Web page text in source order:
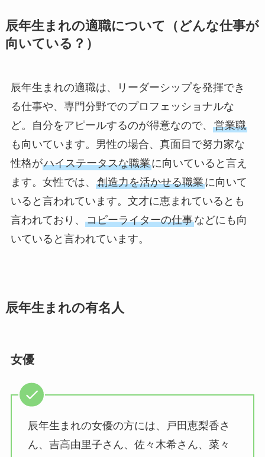
辰年生まれの適職について（どんな仕事が
向いている？）
辰年生まれの適職は、リーダーシップを発揮でき
る仕事や、専門分野でのプロフェッショナルな
ど。自分をアピールするのが得意なので、 営業職
も向いています。男性の場合、真面目で努力家な
性格がハイステータスな職業に向いていると言え
ます。女性では、 創造力を活かせる職業に向いて
いると言われています。文才に恵まれているとも
言われており、 コピーライターの仕事などにも向
いていると言われています。
辰年生まれの有名人
女優
辰年生まれの女優の方には、戸田恵梨香さ
ん、吉高由里子さん、佐々木希さん、菜々